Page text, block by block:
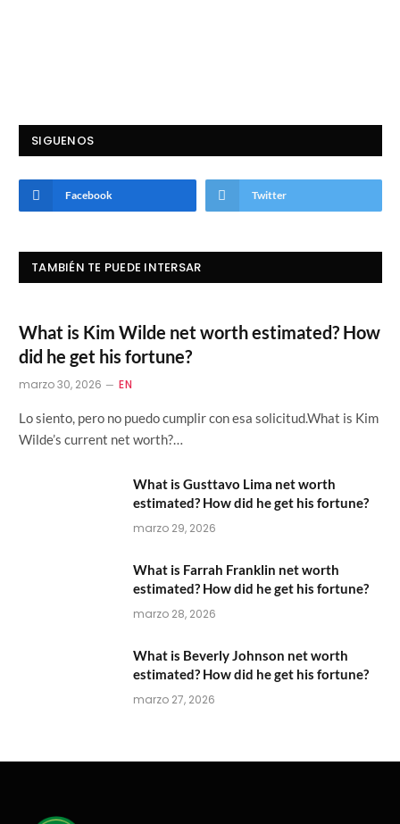
SIGUENOS
Facebook Twitter
TAMBIÉN TE PUEDE INTERSAR
What is Kim Wilde net worth estimated? How
did he get his fortune?
marzo 30, 2026 EN
Lo siento, pero no puedo cumplir con esa solicitud.What is Kim
Wilde’s current net worth?…
What is Gusttavo Lima net worth
estimated? How did he get his fortune?
marzo 29, 2026
What is Farrah Franklin net worth
estimated? How did he get his fortune?
marzo 28, 2026
What is Beverly Johnson net worth
estimated? How did he get his fortune?
marzo 27, 2026